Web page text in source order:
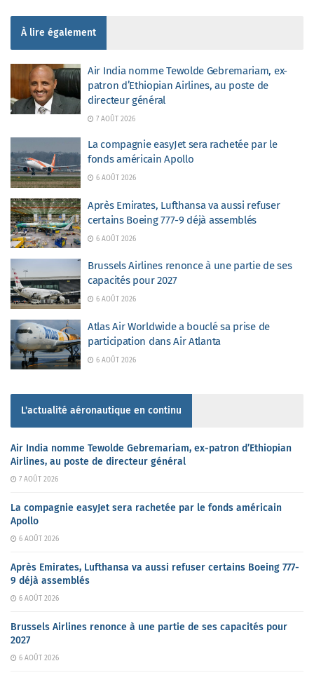
À lire également
Air India nomme Tewolde Gebremariam, ex-
patron d’Ethiopian Airlines, au poste de
directeur général
7 AOÛT 2026
La compagnie easyJet sera rachetée par le
fonds américain Apollo
6 AOÛT 2026
Après Emirates, Lufthansa va aussi refuser
certains Boeing 777-9 déjà assemblés
6 AOÛT 2026
Brussels Airlines renonce à une partie de ses
capacités pour 2027
6 AOÛT 2026
Atlas Air Worldwide a bouclé sa prise de
participation dans Air Atlanta
6 AOÛT 2026
L'actualité aéronautique en continu
Air India nomme Tewolde Gebremariam, ex-patron d’Ethiopian
Airlines, au poste de directeur général
7 AOÛT 2026
La compagnie easyJet sera rachetée par le fonds américain
Apollo
6 AOÛT 2026
Après Emirates, Lufthansa va aussi refuser certains Boeing 777-
9 déjà assemblés
6 AOÛT 2026
Brussels Airlines renonce à une partie de ses capacités pour
2027
6 AOÛT 2026